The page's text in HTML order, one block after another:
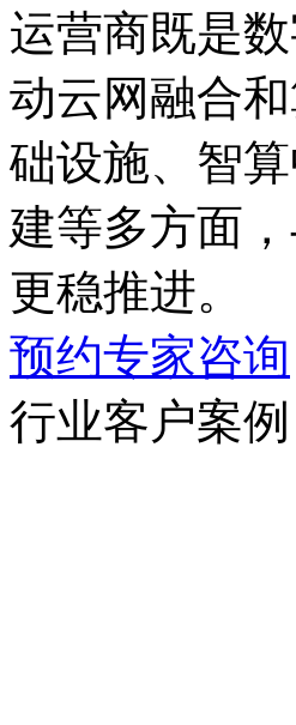
运营商既是数
动云网融合和
础设施、
建等多方面
更稳推进。
预约专家咨询
行业客户案例